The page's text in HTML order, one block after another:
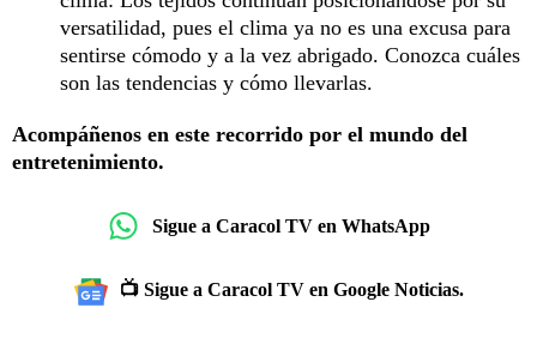
versatilidad, pues el clima ya no es una excusa para
sentirse cómodo y a la vez abrigado. Conozca cuáles
son las tendencias y cómo llevarlas.
Acompáñenos en este recorrido por el mundo del
entretenimiento.
Sigue a Caracol TV en WhatsApp
📺 Sigue a Caracol TV en Google Noticias.